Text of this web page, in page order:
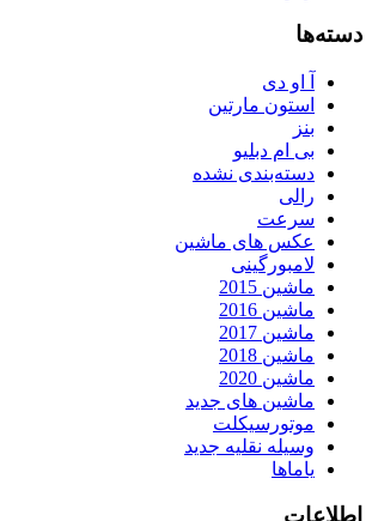
دسته‌ها
آ او دی
استون مارتین
بنز
بی ام دبلیو
دسته‌بندی نشده
رالی
سرعت
عکس های ماشین
لامبورگینی
ماشین 2015
ماشین 2016
ماشین 2017
ماشین 2018
ماشین 2020
ماشین های جدید
موتورسیکلت
وسیله نقلیه جدید
یاماها
اطلاعات